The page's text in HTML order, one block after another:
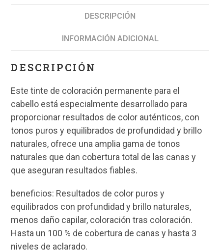
DESCRIPCIÓN
INFORMACIÓN ADICIONAL
DESCRIPCIÓN
Este tinte de coloración permanente para el
cabello está especialmente desarrollado para
proporcionar resultados de color auténticos, con
tonos puros y equilibrados de profundidad y brillo
naturales, ofrece una amplia gama de tonos
naturales que dan cobertura total de las canas y
que aseguran resultados fiables.
beneficios: Resultados de color puros y
equilibrados con profundidad y brillo naturales,
menos daño capilar, coloración tras coloración.
Hasta un 100 % de cobertura de canas y hasta 3
niveles de aclarado.